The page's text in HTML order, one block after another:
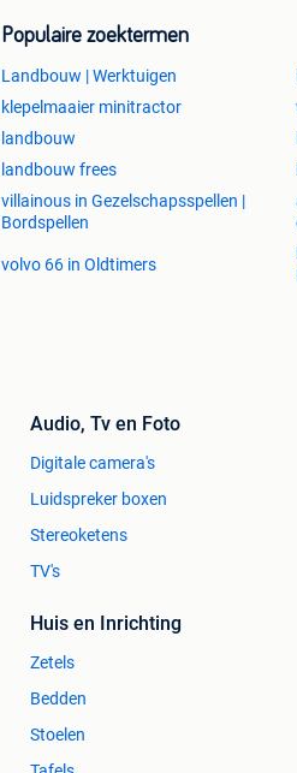
Populaire zoektermen
Landbouw | Werktuigen
klepelmaaier minitractor
landbouw
landbouw frees
villainous in Gezelschapsspellen |
Bordspellen
volvo 66 in Oldtimers
Audio, Tv en Foto
Digitale camera's
Luidspreker boxen
Stereoketens
TV's
Huis en Inrichting
Zetels
Bedden
Stoelen